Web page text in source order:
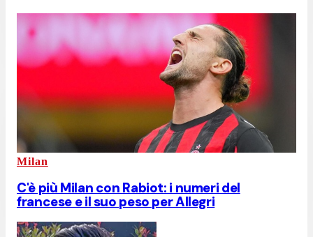
Milan
C'è più Milan con Rabiot: i numeri del
francese e il suo peso per Allegri